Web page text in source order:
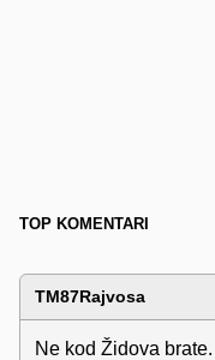
TOP KOMENTARI
TM87Rajvosa
Ne kod Židova